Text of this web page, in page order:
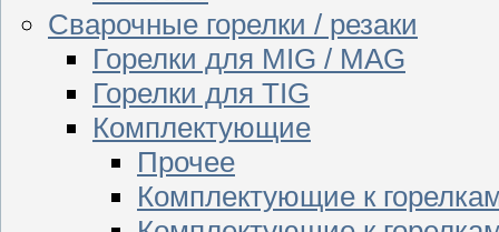
Сварочные горелки / резаки
Горелки для MIG / MAG
Горелки для TIG
Комплектующие
Прочее
Комплектующие к